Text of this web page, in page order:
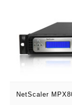
NetScaler